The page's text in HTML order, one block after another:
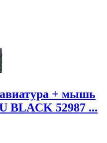
+ мышь
BLACK 52987 ...